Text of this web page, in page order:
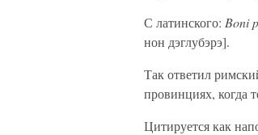
С латинского: Boni
нон дэглубэрэ].
Так ответил
провинциях, когда
Цитируется как